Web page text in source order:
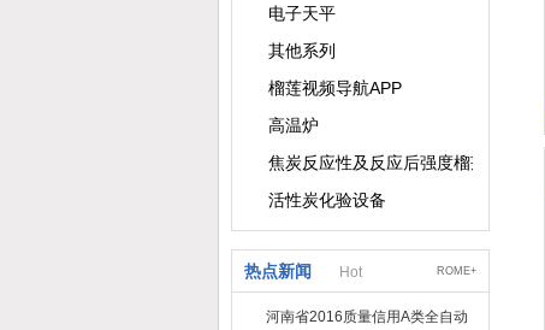
电子天平
其他系列
榴莲视频导航APP
高温炉
焦炭反应性及反应后强度榴莲视频导
活性炭化验设备
热点新闻 Hot ROME+
河南省2016质量信用A类全自动